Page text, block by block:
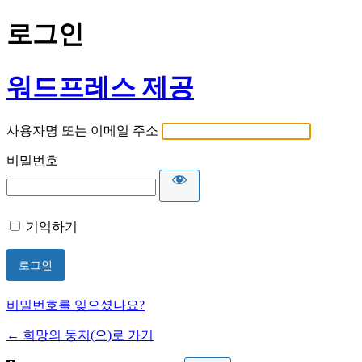
로그인
워드프레스 제공
사용자명 또는 이메일 주소
비밀번호
기억하기
비밀번호를 잊으셨나요?
← 희망의 둥지(으)로 가기